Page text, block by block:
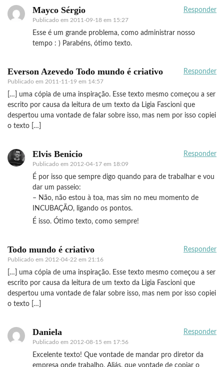
Mayco Sérgio
Publicado em 2011-09-18 em 15:27
Responder
Esse é um grande problema, como administrar nosso
tempo : ) Parabéns, ótimo texto.
Everson Azevedo Todo mundo é criativo
Publicado em 2011-11-19 em 14:57
Responder
[…] uma cópia de uma inspiração. Esse texto mesmo começou a ser
escrito por causa da leitura de um texto da Ligia Fascioni que
despertou uma vontade de falar sobre isso, mas nem por isso copiei
o texto […]
Elvis Benicio
Publicado em 2012-04-17 em 18:09
Responder
É por isso que sempre digo quando para de trabalhar e vou
dar um passeio:
– Não, não estou à toa, mas sim no meu momento de
INCUBAÇÃO, ligando os pontos.
É isso. Ótimo texto, como sempre!
Todo mundo é criativo
Publicado em 2012-04-22 em 21:16
Responder
[…] uma cópia de uma inspiração. Esse texto mesmo começou a ser
escrito por causa da leitura de um texto da Ligia Fascioni que
despertou uma vontade de falar sobre isso, mas nem por isso copiei
o texto […]
Daniela
Publicado em 2012-08-15 em 17:56
Responder
Excelente texto! Que vontade de mandar pro diretor da